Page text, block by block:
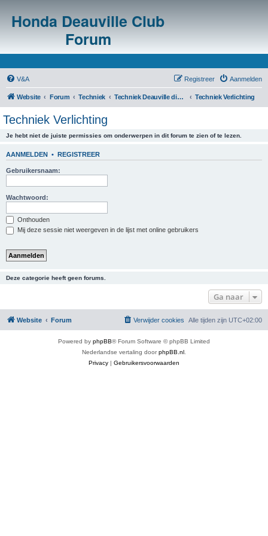
Honda Deauville Club
Forum
V&A Aanmelden
Registreer
Website Forum Techniek Techniek Deauville diversen Techniek Verlichting
Techniek Verlichting
Je hebt niet de juiste permissies om onderwerpen in dit forum te zien of te lezen.
AANMELDEN • REGISTREER
Gebruikersnaam:
Wachtwoord:
Onthouden
Mij deze sessie niet weergeven in de lijst met online gebruikers
Deze categorie heeft geen forums.
Ga naar
Website Forum Alle tijden zijn UTC+02:00
Verwijder cookies
Powered by phpBB® Forum Software © phpBB Limited
Nederlandse vertaling doorphpBB.nl
Privacy | Gebruikersvoorwaarden